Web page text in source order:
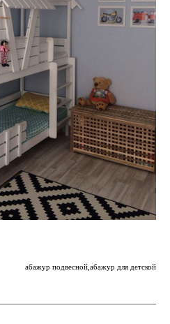
абажур подвесной,абажур для детской